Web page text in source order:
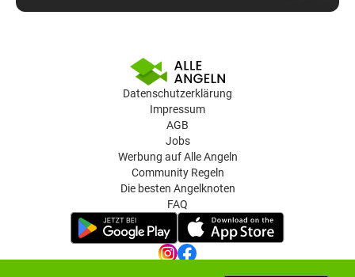
Datenschutzerklärung
Impressum
AGB
Jobs
Werbung auf Alle Angeln
Community Regeln
Die besten Angelknoten
FAQ